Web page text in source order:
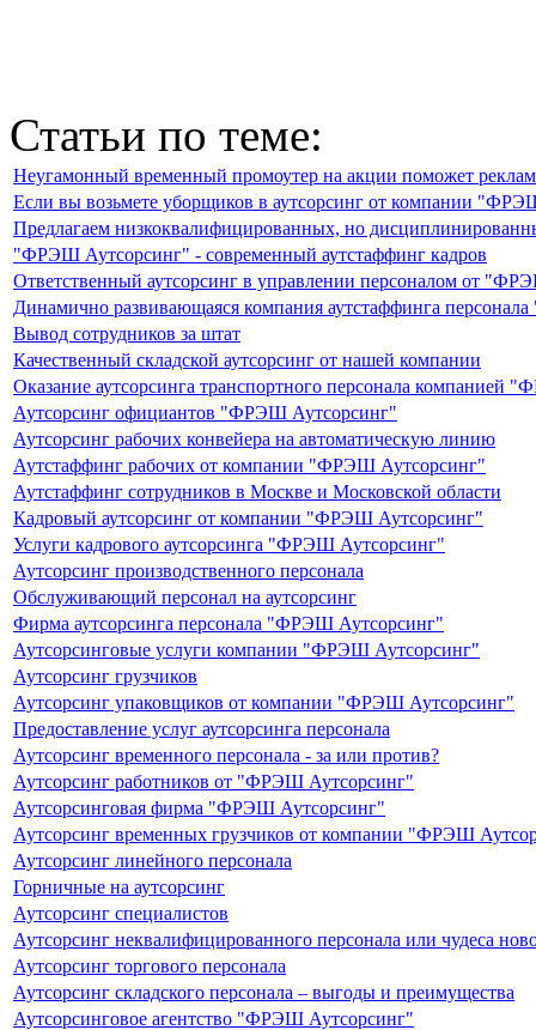
Статьи по теме:
Неугамонный временный промоутер на акции поможет
Если вы возьмете уборщиков в аутсорсинг от компании
Предлагаем низкоквалифицированных, но
"ФРЭШ Аутсорсинг" - современный аутстаффинг кадров
Ответственный аутсорсинг в управлении персоналом от
Динамично развивающаяся компания аутстаффинга
Вывод сотрудников за штат
Качественный складской аутсорсинг от нашей компании
Оказание аутсорсинга транспортного персонала компанией
Аутсорсинг официантов "ФРЭШ Аутсорсинг"
Аутсорсинг рабочих конвейера на автоматическую линию
Аутстаффинг рабочих от компании "ФРЭШ Аутсорсинг"
Аутстаффинг сотрудников в Москве и Московской области
Кадровый аутсорсинг от компании "ФРЭШ Аутсорсинг"
Услуги кадрового аутсорсинга "ФРЭШ Аутсорсинг"
Аутсорсинг производственного персонала
Обслуживающий персонал на аутсорсинг
Фирма аутсорсинга персонала "ФРЭШ Аутсорсинг"
Аутсорсинговые услуги компании "ФРЭШ Аутсорсинг"
Аутсорсинг грузчиков
Аутсорсинг упаковщиков от компании "ФРЭШ Аутсорсинг"
Предоставление услуг аутсорсинга персонала
Аутсорсинг временного персонала - за или против?
Аутсорсинг работников от "ФРЭШ Аутсорсинг"
Аутсорсинговая фирма "ФРЭШ Аутсорсинг"
Аутсорсинг временных грузчиков от компании "ФРЭШ
Аутсорсинг линейного персонала
Горничные на аутсорсинг
Аутсорсинг специалистов
Аутсорсинг неквалифицированного персонала или чудеса
Аутсорсинг торгового персонала
Аутсорсинг складского персонала – выгоды и преимущества
Аутсорсинговое агентство "ФРЭШ Аутсорсинг"